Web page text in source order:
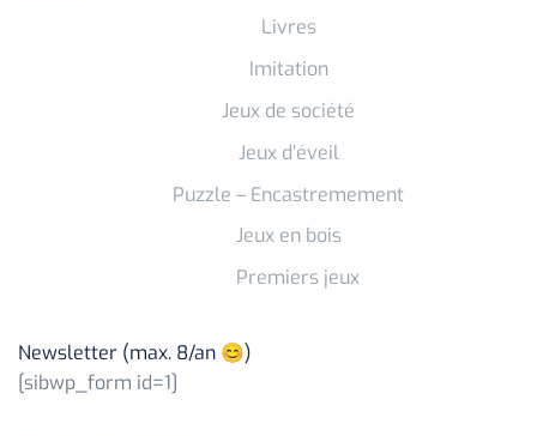
Livres
Imitation
Jeux de société
Jeux d’éveil
Puzzle – Encastremement
Jeux en bois
Premiers jeux
Newsletter (max. 8/an 😊)
[sibwp_form id=1]